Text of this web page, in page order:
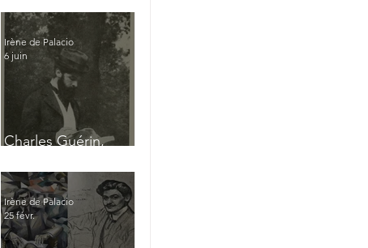
Charles Guérin,
Irène de Palacio
6 juin
Irène de Palacio
25 févr.